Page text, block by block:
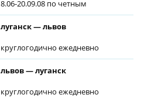
8.06-20.09.08 по четным
луганск — львов
круглогодично ежедневно
львов — луганск
круглогодично ежедневно